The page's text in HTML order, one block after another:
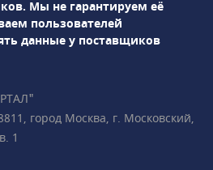
Лабораторная
всё объясним,
имеют
Fetal Medicine
плода) • Всего в
метро «Чистые пруды»,
Мы не гарантируем её
пользователей
данные у поставщиков
город Москва, г. Московский,
1